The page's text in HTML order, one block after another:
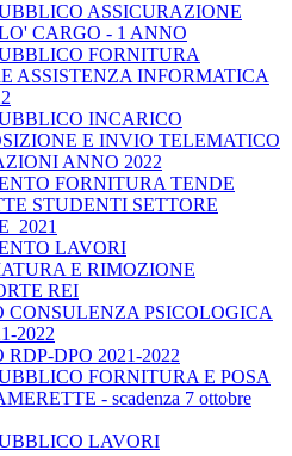
ASSICURAZIONE
CARGO - 1 ANNO
FORNITURA
ASSISTENZA INFORMATICA
INCARICO
E INVIO TELEMATICO
ANNO 2022
FORNITURA TENDE
STUDENTI SETTORE
LAVORI
E RIMOZIONE
REI
CONSULENZA PSICOLOGICA
2022
DPO 2021-2022
FORNITURA E POSA
- scadenza 7 ottobre
LAVORI